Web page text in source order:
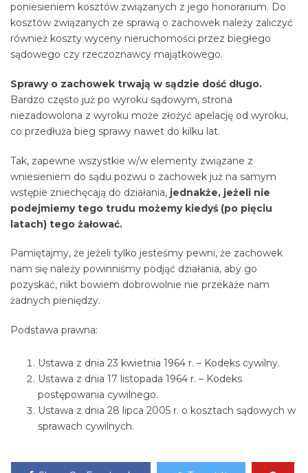
poniesieniem kosztów związanych z jego honorarium. Do
kosztów związanych ze sprawą o zachowek należy zaliczyć
również koszty wyceny nieruchomości przez biegłego
sądowego czy rzeczoznawcy majątkowego.
Sprawy o zachowek trwają w sądzie dość długo.
Bardzo często już po wyroku sądowym, strona
niezadowolona z wyroku może złożyć apelację od wyroku,
co przedłuża bieg sprawy nawet do kilku lat.
Tak, zapewne wszystkie w/w elementy związane z
wniesieniem do sądu pozwu o zachowek już na samym
wstępie zniechęcają do działania, jednakże, jeżeli nie
podejmiemy tego trudu możemy kiedyś (po pięciu
latach) tego żałować.
Pamiętajmy, że jeżeli tylko jesteśmy pewni, że zachowek
nam się należy powinniśmy podjąć działania, aby go
pozyskać, nikt bowiem dobrowolnie nie przekaże nam
żadnych pieniędzy.
Podstawa prawna:
Ustawa z dnia 23 kwietnia 1964 r. – Kodeks cywilny.
Ustawa z dnia 17 listopada 1964 r. – Kodeks
postępowania cywilnego.
Ustawa z dnia 28 lipca 2005 r. o kosztach sądowych w
sprawach cywilnych.